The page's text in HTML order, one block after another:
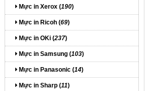
Mực in Xerox (190)
Mực in Ricoh (69)
Mực in OKi (237)
Mực in Samsung (103)
Mực in Panasonic (14)
Mực in Sharp (11)